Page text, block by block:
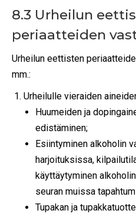
8.3 Urheilun
periaatteiden
Urheilun eettisten
mm.:
Urheilulle vieraiden
Huumeiden ja
edistäminen;
Esiintyminen alkoholin
harjoituksissa,
käyttäytyminen
seuran muissa
Tupakan ja